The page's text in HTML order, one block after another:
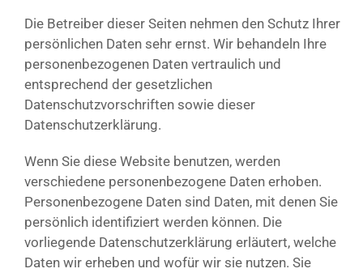
Die Betreiber dieser Seiten nehmen den Schutz Ihrer
persönlichen Daten sehr ernst. Wir behandeln Ihre
personenbezogenen Daten vertraulich und
entsprechend der gesetzlichen
Datenschutzvorschriften sowie dieser
Datenschutzerklärung.
Wenn Sie diese Website benutzen, werden
verschiedene personenbezogene Daten erhoben.
Personenbezogene Daten sind Daten, mit denen Sie
persönlich identifiziert werden können. Die
vorliegende Datenschutzerklärung erläutert, welche
Daten wir erheben und wofür wir sie nutzen. Sie